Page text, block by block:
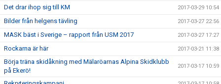
Det drar ihop sig till KM 2017-03-29 10:54
Bilder från helgens tävling 2017-03-27 22:56
MASK bäst i Sverige – rapport från USM 2017 2017-03-27 17:27
Rockarna är här 2017-03-21 11:38
Börja träna skidåkning med Mälaröarnas Alpina Skidklubb
på Ekerö!
2017-03-17 10:59